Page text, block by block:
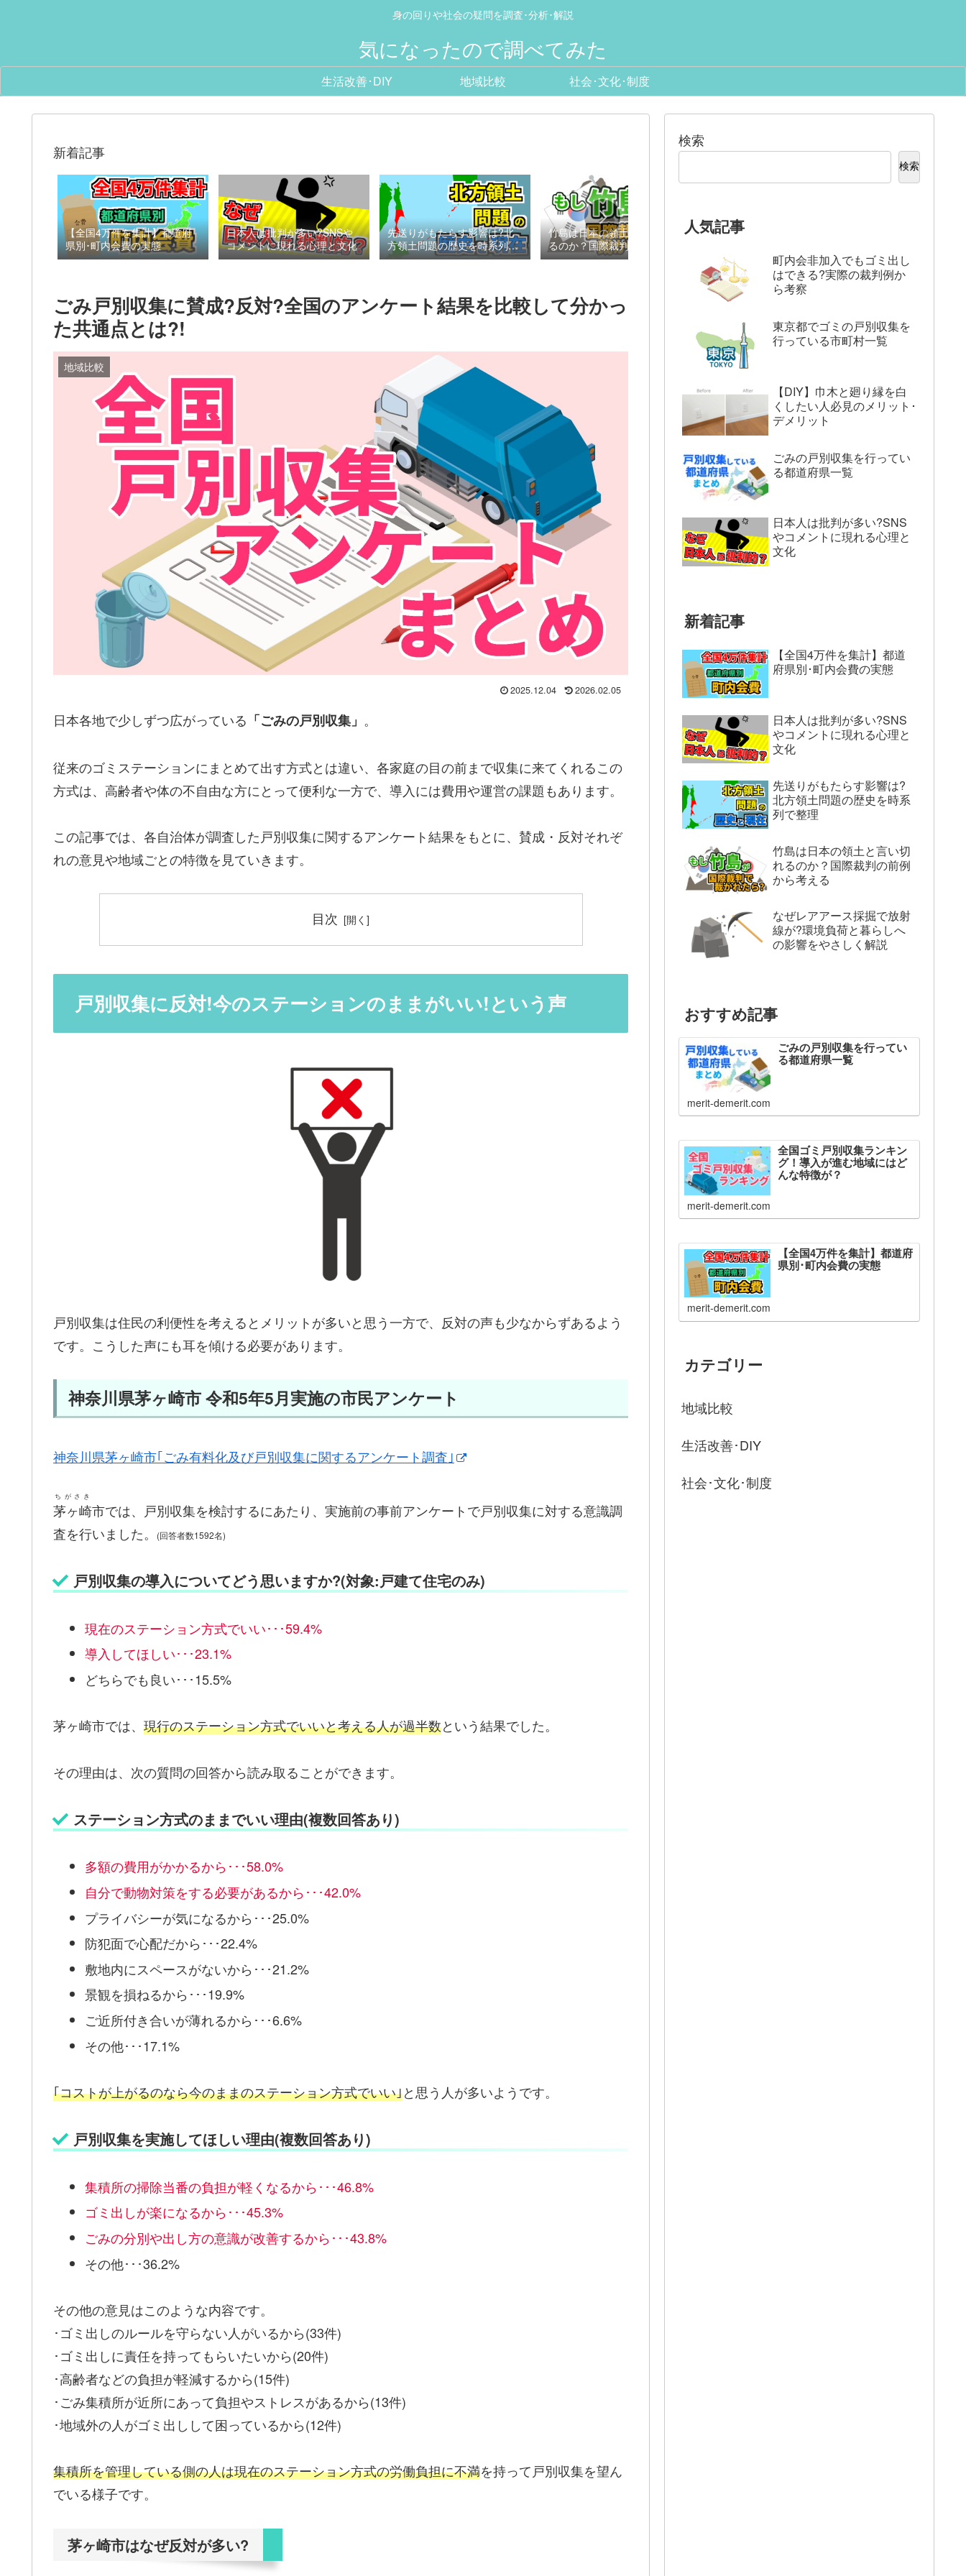
身の回りや社会の疑問を調査･分析･解説
気になったので調べてみた
生活改善･DIY 地域比較 社会･文化･制度
新着記事
【全国4万件を集計】都道府
県別･町内会費の実態
日本人は批判が多い?SNSや
コメントに現れる心理と文化
先送りがもたらす影響は?北
方領土問題の歴史を時系列で
整理
竹島は日本の領土と言い切れ
るのか？国際裁判の前例から
考える
なぜレアアース採掘で放射線
響をやさしく解説
ごみ戸別収集に賛成?反対?全国のアンケート結果を比較して分かっ
た共通点とは?!
地域比較
2025.12.04 2026.02.05
日本各地で少しずつ広がっている 「ごみの戸別収集」 。
従来のゴミステーションにまとめて出す方式とは違い、各家庭の目の前まで収集に来てくれるこの
方式は、高齢者や体の不自由な方にとって便利な一方で、導入には費用や運営の課題もあります。
この記事では、各自治体が調査した戸別収集に関するアンケート結果をもとに、賛成・反対それぞ
れの意見や地域ごとの特徴を見ていきます。
目次
戸別収集に反対!今のステーションのままがいい!という声
戸別収集は住民の利便性を考えるとメリットが多いと思う一方で、反対の声も少なからずあるよう
です。こうした声にも耳を傾ける必要があります。
神奈川県茅ヶ崎市 令和5年5月実施の市民アンケート
神奈川県茅ヶ崎市｢ごみ有料化及び戸別収集に関するアンケート調査｣
茅ヶ崎
ちがさき
市では、戸別収集を検討するにあたり、実施前の事前アンケートで戸別収集に対する意識調
査を行いました。
(回答者数1592名)
戸別収集の導入についてどう思いますか?(対象:戸建て住宅のみ)
現在のステーション方式でいい･･･59.4%
導入してほしい･･･23.1%
どちらでも良い･･･15.5%
茅ヶ崎市では、 現行のステーション方式でいいと考える人が過半数という結果でした。
その理由は、次の質問の回答から読み取ることができます。
ステーション方式のままでいい理由(複数回答あり)
多額の費用がかかるから･･･58.0%
自分で動物対策をする必要があるから･･･42.0%
プライバシーが気になるから･･･25.0%
防犯面で心配だから･･･22.4%
敷地内にスペースがないから･･･21.2%
景観を損ねるから･･･19.9%
ご近所付き合いが薄れるから･･･6.6%
その他･･･17.1%
｢コストが上がるのなら今のままのステーション方式でいい｣と思う人が多いようです。
戸別収集を実施してほしい理由(複数回答あり)
集積所の掃除当番の負担が軽くなるから･･･46.8%
ゴミ出しが楽になるから･･･45.3%
ごみの分別や出し方の意識が改善するから･･･43.8%
その他･･･36.2%
その他の意見はこのような内容です。
･ゴミ出しのルールを守らない人がいるから(33件)
･ゴミ出しに責任を持ってもらいたいから(20件)
･高齢者などの負担が軽減するから(15件)
･ごみ集積所が近所にあって負担やストレスがあるから(13件)
･地域外の人がゴミ出しして困っているから(12件)
集積所を管理している側の人は現在のステーション方式の労働負担に不満を持って戸別収集を望ん
でいる様子です。
茅ヶ崎市はなぜ反対が多い?
検索
検索
人気記事
町内会非加入でもゴミ出し
はできる?実際の裁判例か
ら考察
東京都でゴミの戸別収集を
行っている市町村一覧
【DIY】巾木と廻り縁を白
くしたい人必見のメリット･
デメリット
ごみの戸別収集を行ってい
る都道府県一覧
日本人は批判が多い?SNS
やコメントに現れる心理と
文化
新着記事
【全国4万件を集計】都道
府県別･町内会費の実態
日本人は批判が多い?SNS
やコメントに現れる心理と
文化
先送りがもたらす影響は?
北方領土問題の歴史を時系
列で整理
竹島は日本の領土と言い切
れるのか？国際裁判の前例
から考える
なぜレアアース採掘で放射
線が?環境負荷と暮らしへ
の影響をやさしく解説
おすすめ記事
ごみの戸別収集を行ってい
る都道府県一覧
merit-demerit.com
全国ゴミ戸別収集ランキン
グ！導入が進む地域にはど
んな特徴が？
merit-demerit.com
【全国4万件を集計】都道府
県別･町内会費の実態
merit-demerit.com
カテゴリー
地域比較
生活改善･DIY
社会･文化･制度